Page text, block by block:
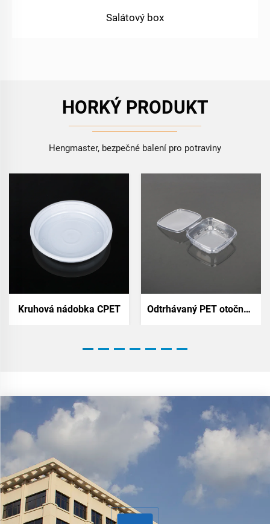
Salátový box
HORKÝ PRODUKT
Hengmaster, bezpečné balení pro potraviny
Kruhová nádobka CPET Odtrhávaný PET otočný kontejner